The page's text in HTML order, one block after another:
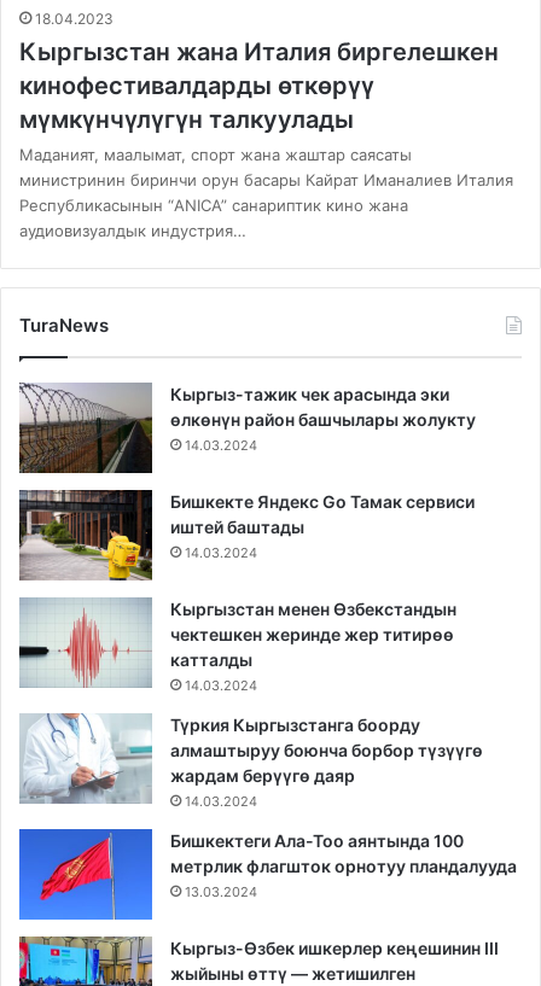
18.04.2023
Кыргызстан жана Италия биргелешкен
кинофестивалдарды өткөрүү
мүмкүнчүлүгүн талкуулады
Маданият, маалымат, спорт жана жаштар саясаты
министринин биринчи орун басары Кайрат Иманалиев Италия
Республикасынын “ANICA” санариптик кино жана
аудиовизуалдык индустрия…
TuraNews
Кыргыз-тажик чек арасында эки
өлкөнүн район башчылары жолукту
14.03.2024
Бишкекте Яндекс Go Тамак сервиси
иштей баштады
14.03.2024
Кыргызстан менен Өзбекстандын
чектешкен жеринде жер титирөө
катталды
14.03.2024
Түркия Кыргызстанга боорду
алмаштыруу боюнча борбор түзүүгө
жардам берүүгө даяр
14.03.2024
Бишкектеги Ала-Тоо аянтында 100
метрлик флагшток орнотуу пландалууда
13.03.2024
Кыргыз-Өзбек ишкерлер кеңешинин III
жыйыны өттү — жетишилген